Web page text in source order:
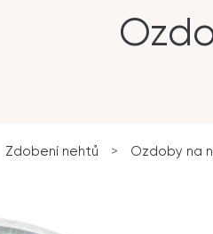
Zdobení nehtů > Ozdoby na